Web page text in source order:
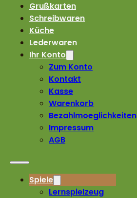
Grußkarten
Schreibwaren
Küche
Lederwaren
Ihr Konto
Zum Konto
Kontakt
Kasse
Warenkorb
Bezahlmoeglichkeiten
Impressum
AGB
Spiele
Lernspielzeug